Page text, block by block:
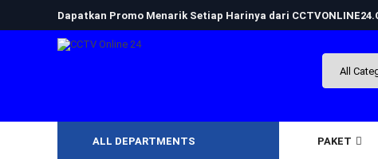
Dapatkan Promo Menarik Setiap Harinya dari
ALL DEPARTMENTS PAKET